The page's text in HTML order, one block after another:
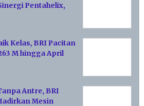
Pentahelix,
Kelas, BRI Pacitan
M hingga April
Antre, BRI
Mesin